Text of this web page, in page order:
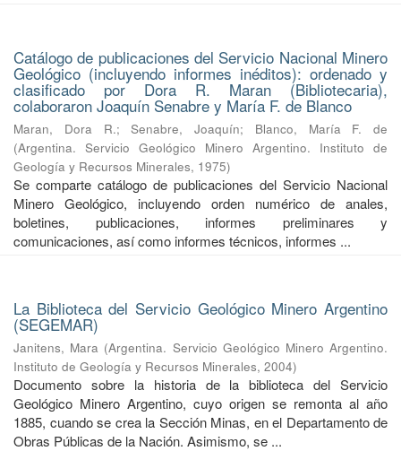
Catálogo de publicaciones del Servicio Nacional Minero
Geológico (incluyendo informes inéditos): ordenado y
clasificado por Dora R. Maran (Bibliotecaria),
colaboraron Joaquín Senabre y María F. de Blanco
Maran, Dora R.;Senabre, Joaquín; Blanco, María F. de
(Argentina. Servicio Geológico Minero Argentino. Instituto de
Geología y Recursos Minerales, 1975)
Se comparte catálogo de publicaciones del Servicio Nacional
Minero Geológico, incluyendo orden numérico de anales,
boletines, publicaciones, informes preliminares y
comunicaciones, así como informes técnicos, informes ...
La Biblioteca del Servicio Geológico Minero Argentino
(SEGEMAR)
Janitens, Mara (Argentina. Servicio Geológico Minero Argentino.
Instituto de Geología y Recursos Minerales, 2004)
Documento sobre la historia de la biblioteca del Servicio
Geológico Minero Argentino, cuyo origen se remonta al año
1885, cuando se crea la Sección Minas, en el Departamento de
Obras Públicas de la Nación. Asimismo, se ...